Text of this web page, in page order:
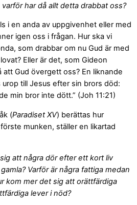
har då allt detta drabbat oss?
i en anda av uppgivenhet eller med
igen oss i frågan. Hur ska vi
som drabbar om nu Gud är med
Eller är det, som Gideon
Gud övergett oss? En liknande
till Jesus efter sin brors död:
min bror inte dött.” (Joh 11:21)
(Paradiset XV) berättas hur
munken, ställer en likartad
att några dör efter ett kort liv
Varför är några fattiga medan
kom­ mer det sig att orättfärdiga
lever i nöd?